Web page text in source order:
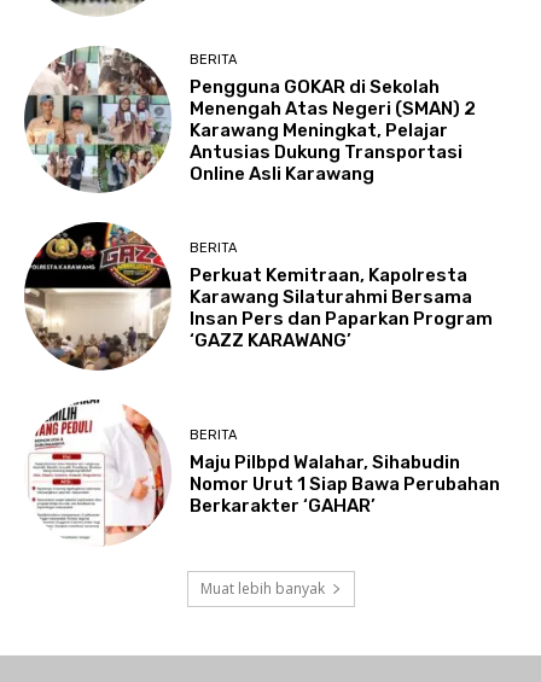
BERITA
Pengguna GOKAR di Sekolah
Menengah Atas Negeri (SMAN) 2
Karawang Meningkat, Pelajar
Antusias Dukung Transportasi
Online Asli Karawang
BERITA
Perkuat Kemitraan, Kapolresta
Karawang Silaturahmi Bersama
Insan Pers dan Paparkan Program
‘GAZZ KARAWANG’
BERITA
Maju Pilbpd Walahar, Sihabudin
Nomor Urut 1 Siap Bawa Perubahan
Berkarakter ‘GAHAR’
Muat lebih banyak